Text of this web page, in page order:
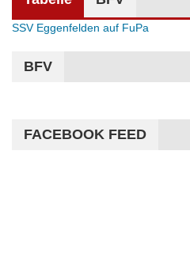
SSV Eggenfelden auf FuPa
BFV
FACEBOOK FEED